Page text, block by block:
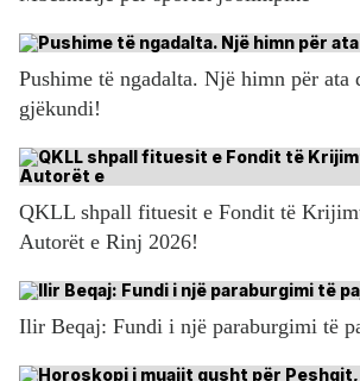
Pushime të ngadalta. Një himn për ata
gjëkundi!
QKLL shpall fituesit e Fondit të
Autorët e Rinj 2026!
Ilir Beqaj: Fundi i një paraburgimi të